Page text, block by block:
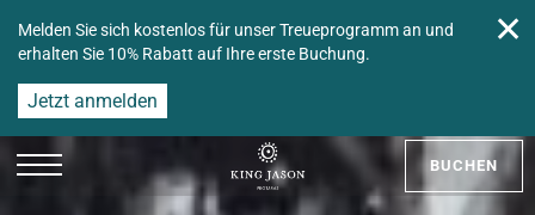
Melden Sie sich kostenlos für unser Treueprogramm an und
erhalten Sie 10% Rabatt auf Ihre erste Buchung.
Jetzt anmelden
✕
BUCHEN